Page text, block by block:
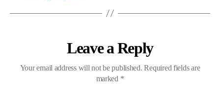
Leave a Reply
Your email address will not be published. Required fields are
marked *